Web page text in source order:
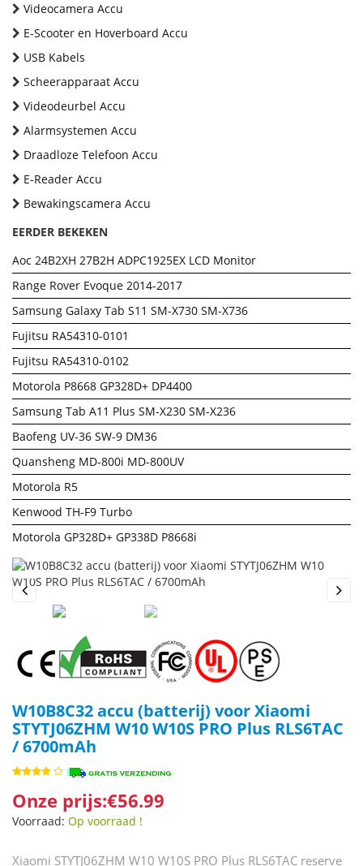
Videocamera Accu
E-Scooter en Hoverboard Accu
USB Kabels
Scheerapparaat Accu
Videodeurbel Accu
Alarmsystemen Accu
Draadloze Telefoon Accu
E-Reader Accu
Bewakingscamera Accu
EERDER BEKEKEN
Aoc 24B2XH 27B2H ADPC1925EX LCD Monitor
Range Rover Evoque 2014-2017
Samsung Galaxy Tab S11 SM-X730 SM-X736
Fujitsu RA54310-0101
Fujitsu RA54310-0102
Motorola P8668 GP328D+ DP4400
Samsung Tab A11 Plus SM-X230 SM-X236
Baofeng UV-36 SW-9 DM36
Quansheng MD-800i MD-800UV
Motorola R5
Kenwood TH-F9 Turbo
Motorola GP328D+ GP338D P8668i
Previous
W10B8C32 accu (batterij) voor Xiaomi
STYTJ06ZHM W10 W10S PRO Plus RLS6TAC
/ 6700mAh
Onze prijs:€56.99
Voorraad: Op voorraad !
Xiaomi STYTJ06ZHM W10 W10S PRO Plus RLS6TAC reserve